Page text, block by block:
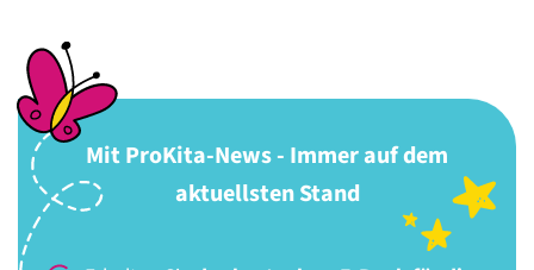
Mit ProKita-News - Immer auf dem
aktuellsten Stand